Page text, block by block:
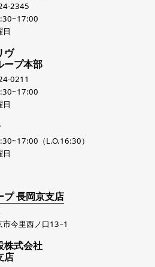
2345
日
ヴ
ープ本部
0211
日
（L.O.16:30）
日
プ 長岡京支店
市今里西ノ口13−1
株式会社
店